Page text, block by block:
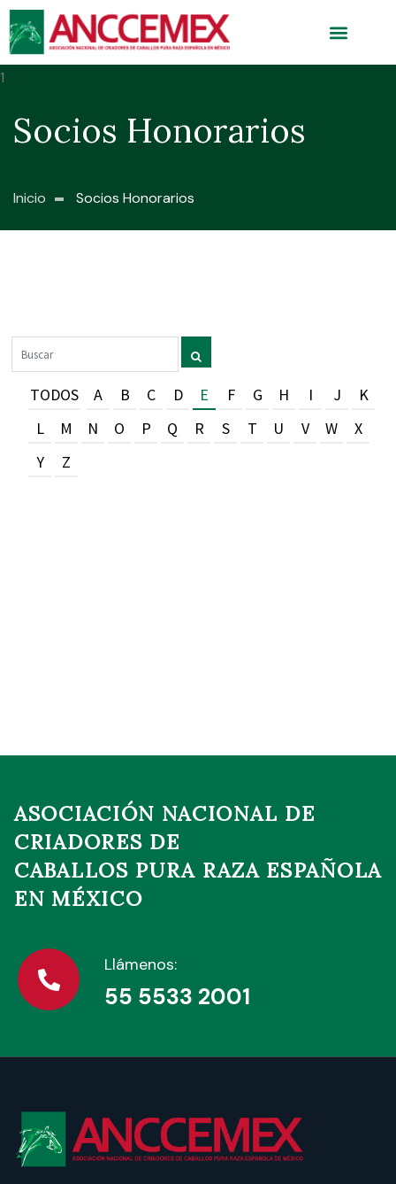
Socios Honorarios
Inicio Socios Honorarios
TODOS A B C D E F G H I J
K
L
M N O P Q R S T U V W
X
Y
Z
ASOCIACIÓN NACIONAL DE
CRIADORES DE
CABALLOS PURA RAZA ESPAÑOLA
EN MÉXICO
Llámenos:
55 5533 2001